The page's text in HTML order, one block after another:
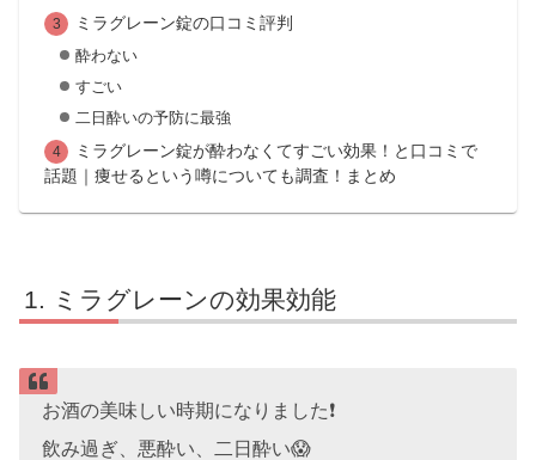
ミラグレーン錠の口コミ評判
酔わない
すごい
二日酔いの予防に最強
ミラグレーン錠が酔わなくてすごい効果！と口コミで
話題｜痩せるという噂についても調査！まとめ
ミラグレーンの効果効能
お酒の美味しい時期になりました❗️
飲み過ぎ、悪酔い、二日酔い😱